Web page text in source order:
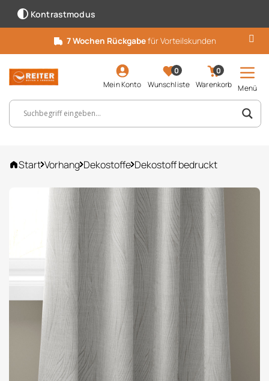
Kontrastmodus
7 Wochen Rückgabefür Vorteilskunden
Mein Konto
0
Wunschliste
0
Warenkorb
Menü
Suchbegriff, Artikelnummer ...
Start Vorhang Dekostoffe Dekostoff bedruckt